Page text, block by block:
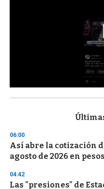
s
d
s
o
f
3
s
06:00
Así abre la cotización
agosto de 2026 en
04:42
Las "presiones" de